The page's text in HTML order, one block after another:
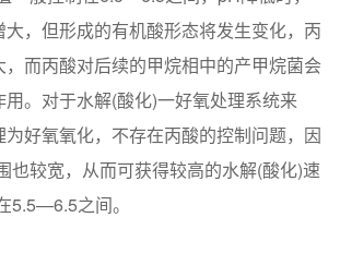
，但形成的有机酸形态将发生变化，丙
而丙酸对后续的甲烷相中的产甲烷菌会
。对于水解(酸化)一好氧处理系统来
好氧氧化，不存在丙酸的控制问题，因
也较宽，从而可获得较高的水解(酸化)速
5.5—6.5之间。